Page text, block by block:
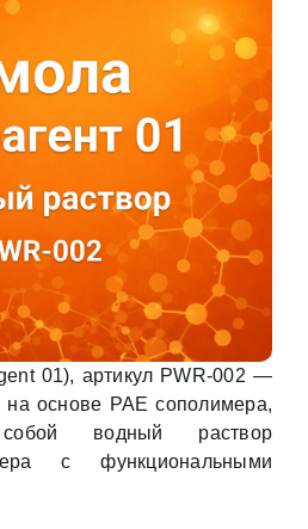
01), артикул PWR-002 —
на основе PAE сополимера,
собой водный раствор
с функциональными